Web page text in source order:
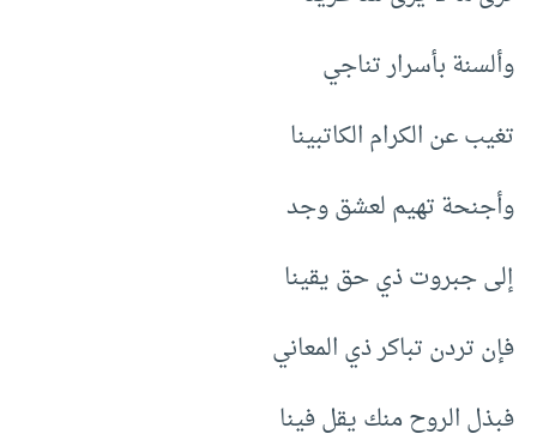
وألسنة بأسرار تناجي
تغيب عن الكرام الكاتبينا
وأجنحة تهيم لعشق وجد
إلى جبروت ذي حق يقينا
فإن تردن تباكر ذي المعاني
فبذل الروح منك يقل فينا